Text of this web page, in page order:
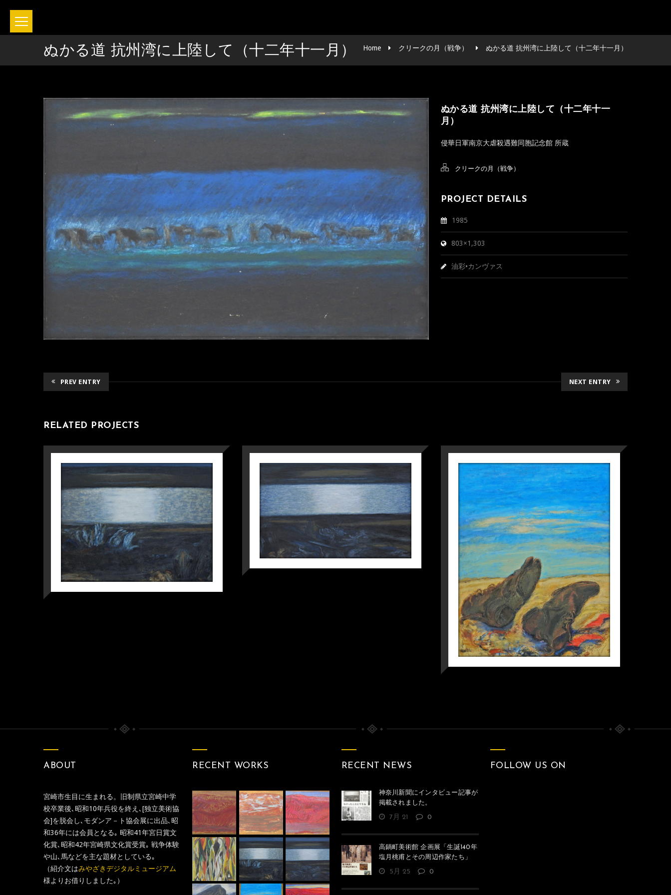
ぬかる道 抗州湾に上陸して（十二年十一月） Home クリークの月（戦争） ぬかる道 抗州湾に上陸して（十二年十一月）
ぬかる道 抗州湾に上陸して（十二年十一
月）
侵華日軍南京大虐殺遇難同胞記念館 所蔵
クリークの月（戦争）
PROJECT DETAILS
1985
803×1,303
油彩•カンヴァス
PREV ENTRY NEXT ENTRY
RELATED PROJECTS
クリークの月（戦争）
ABOUT
宮崎市生目に生まれる。旧制県立宮崎中学
校卒業後､昭和10年兵役を終え､[独立美術協
会]を脱会し､モダンア－ト協会展に出品､昭
和36年には会員となる｡ 昭和41年宮日賞文
化賞､昭和42年宮崎県文化賞受賞｡ 戦争体験
や山､馬などを主な題材としている｡
（紹介文はみやざきデジタルミュージアム
様よりお借りしました｡）
RECENT WORKS RECENT NEWS
神奈川新聞にインタビュー記事が
掲載されました。
7月 21 0
高鍋町美術館 企画展「生誕140年
塩月桃甫とその周辺作家たち」
5月 25 0
FOLLOW US ON